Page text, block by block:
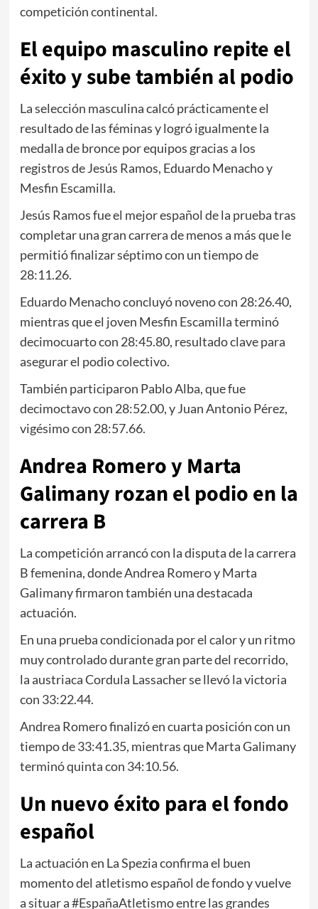
competición continental.
El equipo masculino repite el
éxito y sube también al podio
La selección masculina calcó prácticamente el
resultado de las féminas y logró igualmente la
medalla de bronce por equipos gracias a los
registros de Jesús Ramos, Eduardo Menacho y
Mesfin Escamilla.
Jesús Ramos fue el mejor español de la prueba tras
completar una gran carrera de menos a más que le
permitió finalizar séptimo con un tiempo de
28:11.26.
Eduardo Menacho concluyó noveno con 28:26.40,
mientras que el joven Mesfin Escamilla terminó
decimocuarto con 28:45.80, resultado clave para
asegurar el podio colectivo.
También participaron Pablo Alba, que fue
decimoctavo con 28:52.00, y Juan Antonio Pérez,
vigésimo con 28:57.66.
Andrea Romero y Marta
Galimany rozan el podio en la
carrera B
La competición arrancó con la disputa de la carrera
B femenina, donde Andrea Romero y Marta
Galimany firmaron también una destacada
actuación.
En una prueba condicionada por el calor y un ritmo
muy controlado durante gran parte del recorrido,
la austriaca Cordula Lassacher se llevó la victoria
con 33:22.44.
Andrea Romero finalizó en cuarta posición con un
tiempo de 33:41.35, mientras que Marta Galimany
terminó quinta con 34:10.56.
Un nuevo éxito para el fondo
español
La actuación en La Spezia confirma el buen
momento del atletismo español de fondo y vuelve
a situar a #EspañaAtletismo entre las grandes